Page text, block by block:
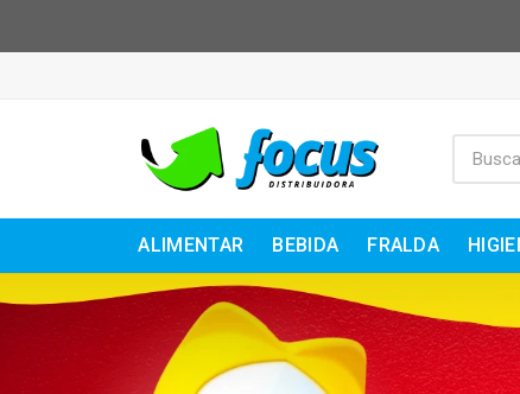
ALIMENTAR BEBIDA FRALDA